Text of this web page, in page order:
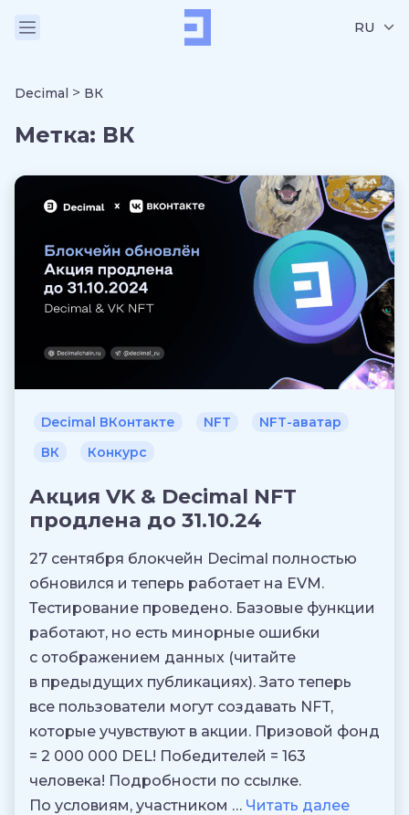
RU
Decimal > ВК
Метка: ВК
Decimal ВКонтакте NFT
NFT-аватар
ВК
Конкурс
Акция VK & Decimal NFT
продлена до 31.10.24
27 сентября блокчейн Decimal полностью
обновился и теперь работает на EVM.
Тестирование проведено. Базовые функции
работают, но есть минорные ошибки
с отображением данных (читайте
в предыдущих публикациях). Зато теперь
все пользователи могут создавать NFT,
которые учувствуют в акции. Призовой фонд
= 2 000 000 DEL! Победителей = 163
человека! Подробности по ссылке.
По условиям, участником … Читать далее